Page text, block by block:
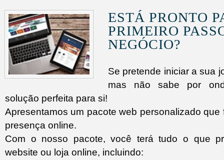
ESTÁ PRONTO
PRIMEIRO
NEGÓCIO?
Se pretende iniciar a sua
mas não sabe por
solução perfeita para si!
Apresentamos um pacote web personalizado
presença online.
Com o nosso pacote, você terá tudo o que
website ou loja online, incluindo: